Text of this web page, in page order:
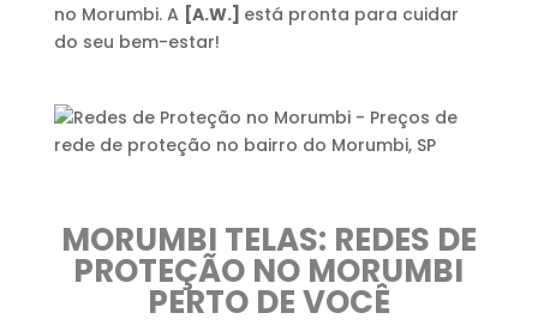
no Morumbi. A [A.W.] está pronta para cuidar
do seu bem-estar!
MORUMBI TELAS: REDES DE
PROTEÇÃO NO MORUMBI
PERTO DE VOCÊ